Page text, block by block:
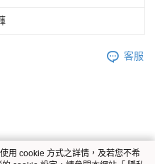
客服
用 cookie 方式之詳情，及若您不希